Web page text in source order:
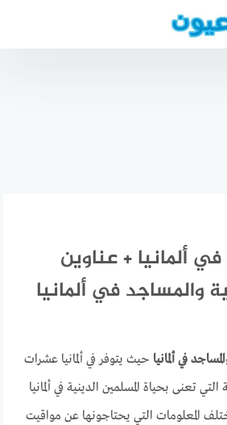
ألمانيا + عناوين
والمساجد في ألمانيا
في ألمانيا حيث يتوفر في ألمانيا عشرات
تعنى بحياة المسلمين الدينية في ألمانيا
المعلومات التي يحتاجونها عن مواقيت